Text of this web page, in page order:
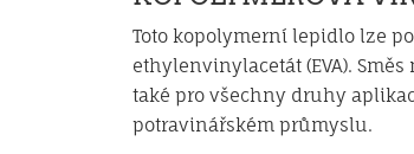
Toto kopolymerní lepidlo lze
ethylenvinylacetát (EVA).
také pro všechny druhy
potravinářském průmyslu.